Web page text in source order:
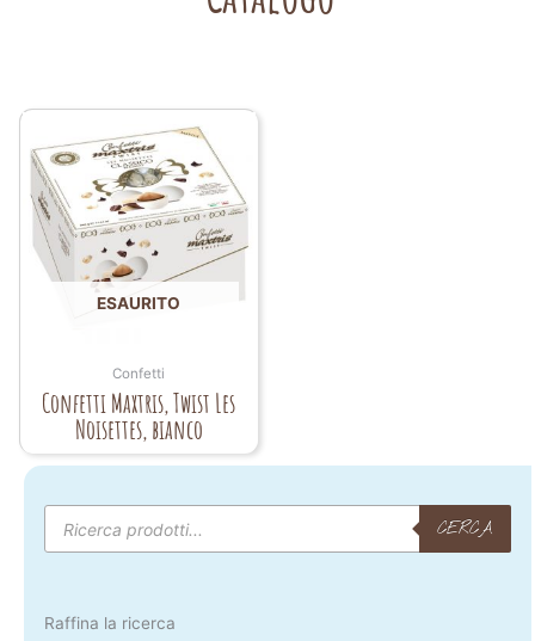
ESAURITO
Confetti
Confetti Maxtris, Twist Les
Noisettes, bianco
Products
search
CERCA
Raffina la ricerca